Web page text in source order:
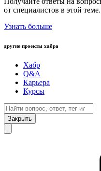
от специалистов в этой теме.
Узнать больше
другие проекты хабра
Хабр
Q&A
Карьера
Курсы
Закрыть